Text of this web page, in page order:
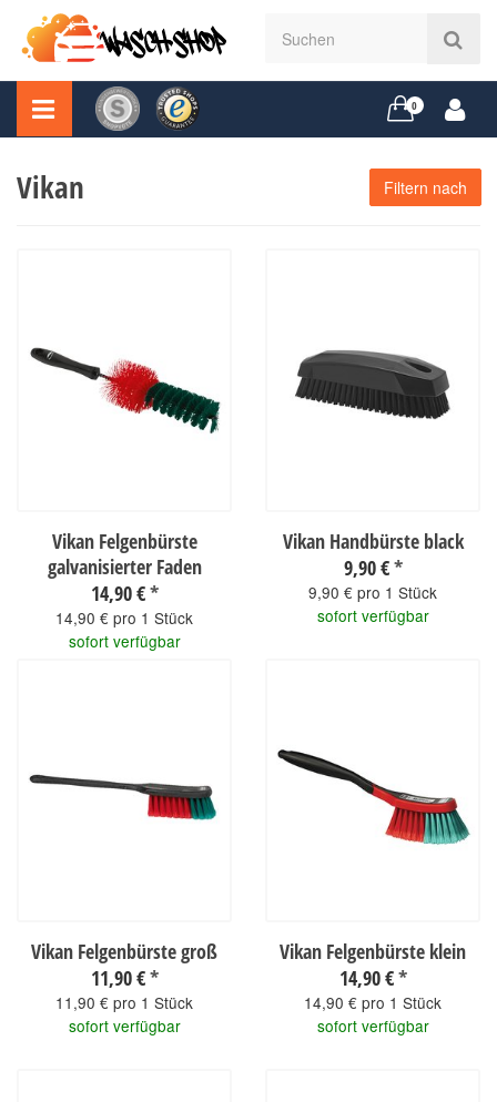
0
Vikan Filtern nach
Vikan Felgenbürste
galvanisierter Faden
14,90 €*
14,90 € pro 1 Stück
sofort verfügbar
Vikan Handbürste black
9,90 €*
9,90 € pro 1 Stück
sofort verfügbar
Vikan Felgenbürste groß
11,90 €*
11,90 € pro 1 Stück
sofort verfügbar
Vikan Felgenbürste klein
14,90 €*
14,90 € pro 1 Stück
sofort verfügbar